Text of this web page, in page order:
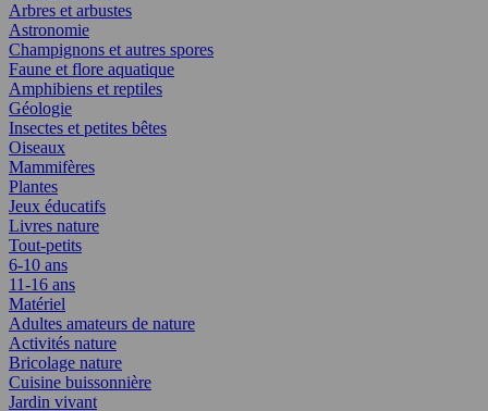
Arbres et arbustes
Astronomie
Champignons et autres spores
Faune et flore aquatique
Amphibiens et reptiles
Géologie
Insectes et petites bêtes
Oiseaux
Mammifères
Plantes
Jeux éducatifs
Livres nature
Tout-petits
6-10 ans
11-16 ans
Matériel
Adultes amateurs de nature
Activités nature
Bricolage nature
Cuisine buissonnière
Jardin vivant